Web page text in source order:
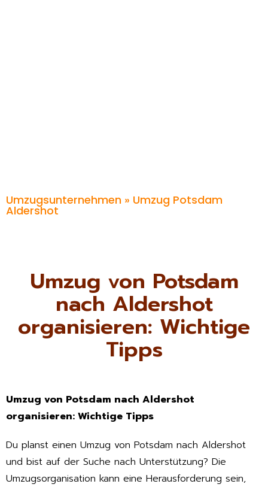
Umzugsunternehmen » Umzug Potsdam
Aldershot
Umzug von Potsdam
nach Aldershot
organisieren: Wichtige
Tipps
Umzug von Potsdam nach Aldershot
organisieren: Wichtige Tipps
Du planst einen Umzug von Potsdam nach Aldershot
und bist auf der Suche nach Unterstützung? Die
Umzugsorganisation kann eine Herausforderung sein,